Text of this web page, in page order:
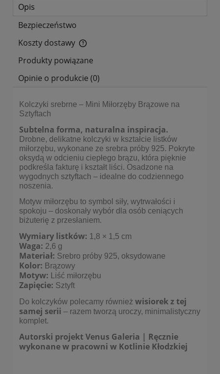
Opis
Bezpieczeństwo
Koszty dostawy
Cena nie zawiera ewentualnych kosztów płatności
Produkty powiązane
Opinie o produkcie (0)
Kolczyki srebrne – Mini Miłorzęby Brązowe na
Sztyftach
Subtelna forma, naturalna inspiracja.
Drobne, delikatne kolczyki w kształcie listków
miłorzębu, wykonane ze srebra próby 925. Pokryte
oksydą w odcieniu ciepłego brązu, która pięknie
podkreśla fakturę i kształt liści. Osadzone na
wygodnych sztyftach – idealne do codziennego
noszenia.
Motyw miłorzębu to symbol siły, wytrwałości i
spokoju – doskonały wybór dla osób ceniących
biżuterię z przesłaniem.
Wymiary listków: 1,8 × 1,5 cm
Waga: 2,6 g
Materiał: Srebro próby 925, oksydowane
Kolor: Brązowy
Motyw: Liść miłorzębu
Zapięcie: Sztyft
Do kolczyków polecamy również wisiorek z tej
samej serii – razem tworzą uroczy, minimalistyczny
komplet.
Autorski projekt Venus Galeria | Ręcznie
wykonane w pracowni w Kotlinie Kłodzkiej